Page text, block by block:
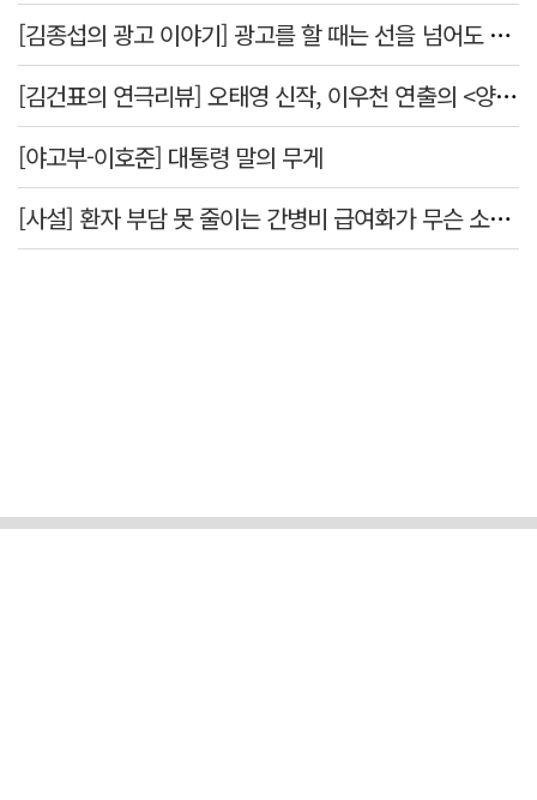
[김종섭의 광고 이야기] 광고를 할 때는 선을 넘어도 좋습니다.
[김건표의 연극리뷰] 오태영 신작, 이우천 연출의 <양은 양순하다>"국민을 온순한 양으로 길들이는 전체주의적 정치의 알레고리"
[야고부-이호준] 대통령 말의 무게
[사설] 환자 부담 못 줄이는 간병비 급여화가 무슨 소용인가